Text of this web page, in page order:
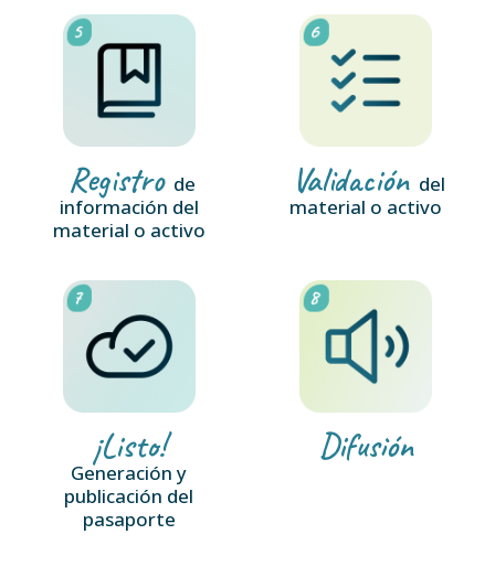
Registro de
información del
material o activo
Validación del
material o activo
¡Listo!
Generación y
publicación del
pasaporte
Difusión